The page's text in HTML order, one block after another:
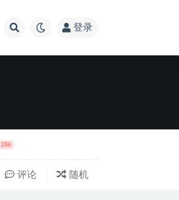
登录
286
评论 随机